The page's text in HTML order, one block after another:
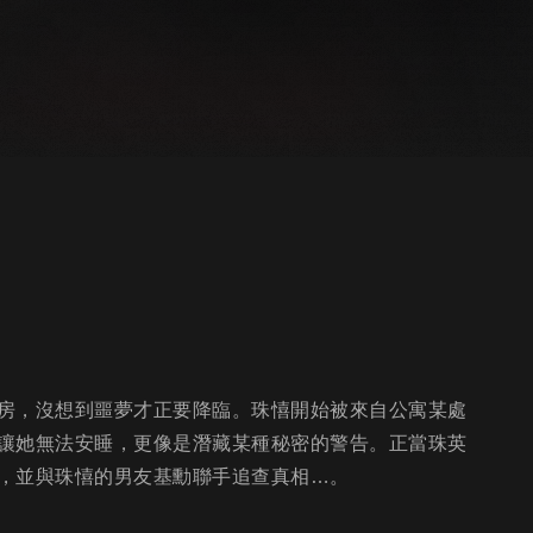
，沒想到噩夢才正要降臨。珠憘開始被來自公寓某處
她無法安睡，更像是潛藏某種秘密的警告。正當珠英
並與珠憘的男友基勳聯手追查真相…。